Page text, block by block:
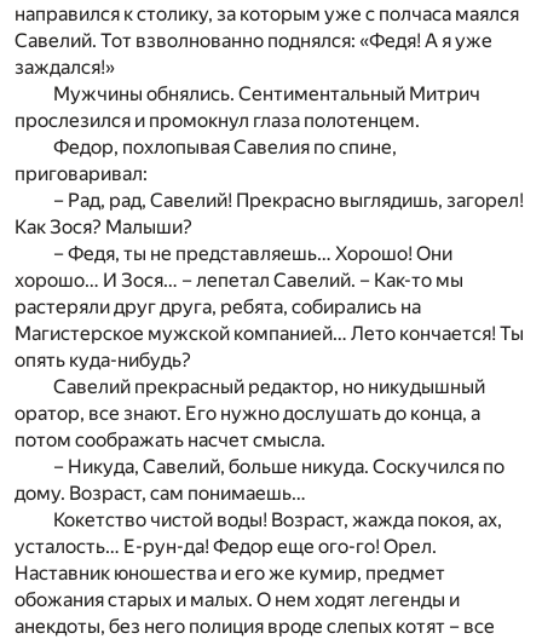
направился к столику, за которым уже с полчаса маялся
Савелий. Тот взволнованно поднялся: «Федя! А я уже
заждался!»
Мужчины обнялись. Сентиментальный Митрич
прослезился и промокнул глаза полотенцем.
Федор, похлопывая Савелия по спине,
приговаривал:
– Рад, рад, Савелий! Прекрасно выглядишь, загорел!
Как Зося? Малыши?
– Федя, ты не представляешь… Хорошо! Они
хорошо… И Зося… – лепетал Савелий. – Как-то мы
растеряли друг друга, ребята, собирались на
Магистерское мужской компанией… Лето кончается! Ты
опять куда-нибудь?
Савелий прекрасный редактор, но никудышный
оратор, все знают. Его нужно дослушать до конца, а
потом соображать насчет смысла.
– Никуда, Савелий, больше никуда. Соскучился по
дому. Возраст, сам понимаешь…
Кокетство чистой воды! Возраст, жажда покоя, ах,
усталость… Е-рун-да! Федор еще ого-го! Орел.
Наставник юношества и его же кумир, предмет
обожания старых и малых. О нем ходят легенды и
анекдоты, без него полиция вроде слепых котят – все